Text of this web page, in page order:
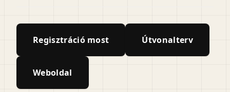
Regisztráció most Útvonalterv
Weboldal